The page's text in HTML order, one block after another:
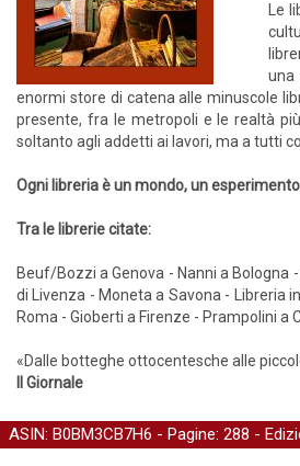
Le
una
enormi store di catena alle minuscole
presente, fra le metropoli e le realtà
soltanto agli addetti ai lavori, ma a tutti
Ogni libreria è un mondo, un
Tra le librerie citate:
Beuf/Bozzi a Genova - Nanni a Bologna
di Livenza - Moneta a Savona - Libreria
Roma - Gioberti a Firenze - Prampolini a
«Dalle botteghe ottocentesche alle
Il Giornale
ASIN: B0BM3CB7H6 - Pagine: 288 -